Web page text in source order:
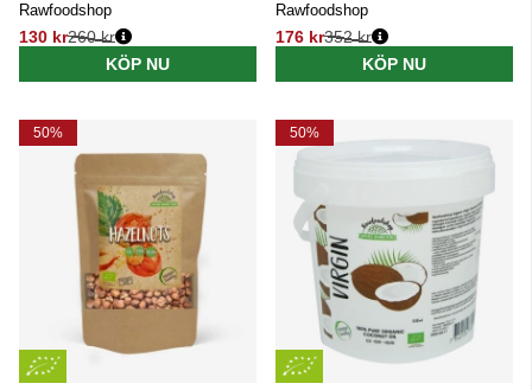
Rawfoodshop
130 kr
Ordinarie pris:
260 kr
KÖP NU
Rawfoodshop
176 kr
Ordinarie pris:
352 kr
KÖP NU
50% 50%